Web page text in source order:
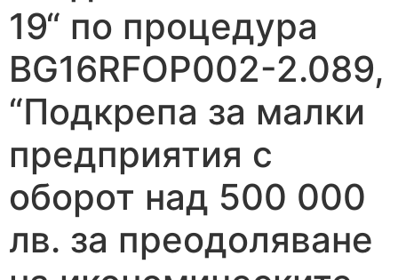
19“ по процедура
BG16RFOP002-2.089,
“Подкрепа за малки
предприятия с
оборот над 500 000
лв. за преодоляване